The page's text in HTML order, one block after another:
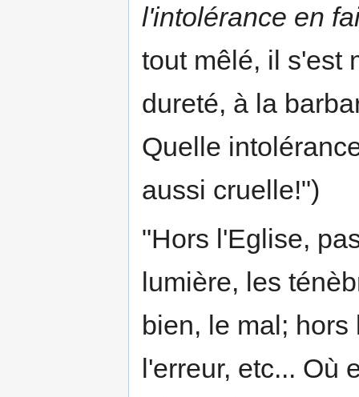
l'intolérance en
tout mêlé, il s'est
dureté, à la
Quelle
aussi cruelle!")
"Hors l'Eglise,
lumière, les
bien, le mal;
l'erreur, etc... Où